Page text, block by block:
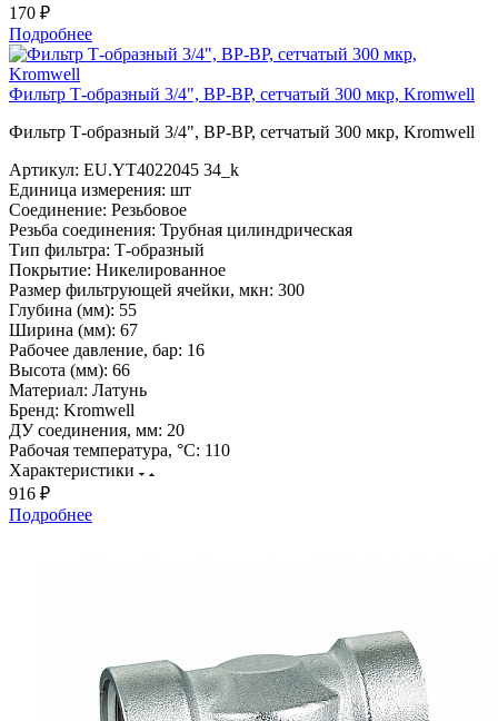
170 ₽
Подробнее
Фильтр Т-образный 3/4", ВР-ВР, сетчатый 300 мкр, Kromwell
Фильтр Т-образный 3/4", ВР-ВР, сетчатый 300 мкр, Kromwell
Артикул: EU.YT4022045 34_k
Единица измерения: шт
Соединение: Резьбовое
Резьба соединения: Трубная цилиндрическая
Тип фильтра: Т-образный
Покрытие: Никелированное
Размер фильтрующей ячейки, мкн: 300
Глубина (мм): 55
Ширина (мм): 67
Рабочее давление, бар: 16
Высота (мм): 66
Материал: Латунь
Бренд: Kromwell
ДУ соединения, мм: 20
Рабочая температура, °С: 110
Характеристики
916 ₽
Подробнее